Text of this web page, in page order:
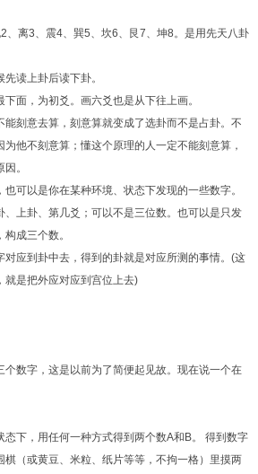
、离3、震4、巽5、坎6、艮7、坤8。是用先天八卦
读上卦后读下卦。
面，为初爻。画六爻也是从下往上画。
刻意去算，刻意算就变成了选卦而不是占卦。不
他不刻意算；懂这个原理的人一定不能刻意算，
。
可以是你在某种环境、状态下发现的一些数字。
、上卦、第几爻；可以不是三位数。也可以是只发
成三个数。
对应到卦中去，得到的卦就是对应所测的事情。(这
就是把外应对应到宫位上去)
个数字，这是以前为了简便起见故。现在说一个在
态下，用任何一种方式得到两个数A和B。 得到数字
棋（或黄豆、米粒、纸片等等，不拘一格）里摸两